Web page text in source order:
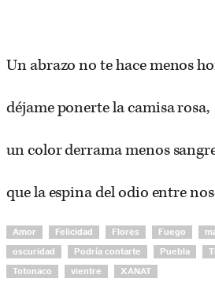
Un abrazo no te hace menos
déjame ponerte la camisa rosa,
un color derrama menos
que la espina del odio entre
Amor Felicidad Flores Fuego
oscuridad Podría contarte Puebla
Totonaco vientre XANAT